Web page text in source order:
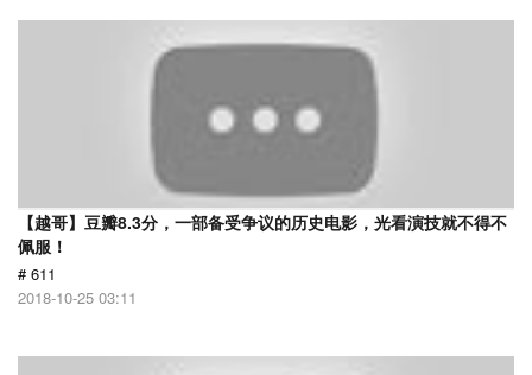
【越哥】豆瓣8.3分，一部备受争议的历史电影，光看演技就不得不
佩服！
# 611
2018-10-25 03:11